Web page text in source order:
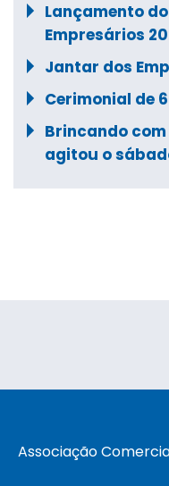
Lançamento
Empresários
Jantar dos
Cerimonial de
Brincando
agitou o
Associação